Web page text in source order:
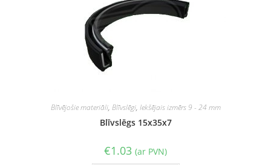
Blīvējošie materiāli, Blīvslēgi, Iekšējais izmērs 9 - 24 mm
Blīvslēgs 15x35x7
€1.03 (ar PVN)